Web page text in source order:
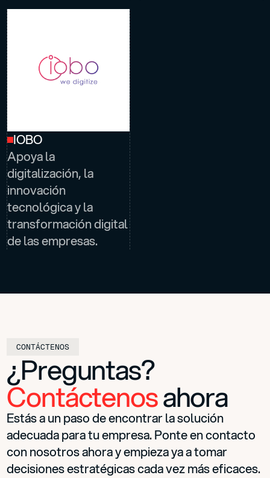
IOBO
Apoya la
digitalización, la
innovación
tecnológica y la
transformación digital
de las empresas.
CONTÁCTENOS
¿Preguntas?
Contáctenosahora
Estás a un paso de encontrar la solución
adecuada para tu empresa. Ponte en contacto
con nosotros ahora y empieza ya a tomar
decisiones estratégicas cada vez más eficaces.